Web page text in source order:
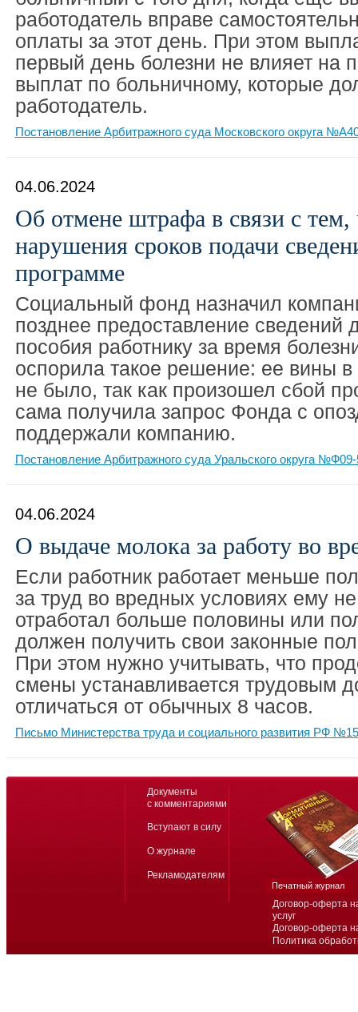
работодатель вправе
оплаты за этот день. При этом
первый день болезни не влияет на
выплат по больничному, которые
работодатель.
Постановление Арбитражного суда Московского округа
04.06.2024
Об отмене штрафа в связи с
нарушения сроков подачи
программе
Социальный фонд назначил
позднее предоставление сведений
пособия работнику за время
оспорила такое решение: ее вины
не было, так как произошел сбой
сама получила запрос Фонда с
поддержали компанию.
Постановление Арбитражного суда Уральского округа
04.06.2024
О выдаче молока за работу во
Если работник работает меньше
за труд во вредных условиях ему
отработал больше половины или
должен получить свои законные
При этом нужно учитывать, что
смены устанавливается трудовым
отличаться от обычных 8 часов.
Письмо Министерства труда и социального развития РФ
Договор-оферта
услуг
Договор-оферта
Политика
Документы
с комментариями
Вступают в силу
О журнале
Рекламодателям
Печатный журнал